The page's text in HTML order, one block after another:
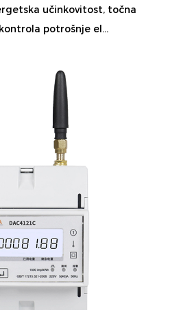
učinkovitost, točna
potrošnje el...